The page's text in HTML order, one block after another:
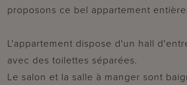
proposons ce bel appartement
L'appartement dispose d'un hall
avec des toilettes séparées.
Le salon et la salle à manger sont